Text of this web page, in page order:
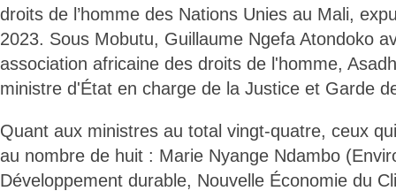
droits de l’homme des Nations Unies au Mali,
2023. Sous Mobutu, Guillaume Ngefa Atondoko
association africaine des droits de l'homme,
ministre d'État en charge de la Justice et Garde
Quant aux ministres au total vingt-quatre, ceux
au nombre de huit : Marie Nyange Ndambo
Développement durable, Nouvelle Économie du